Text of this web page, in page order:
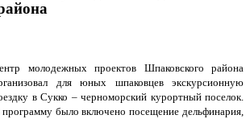
молодежных проектов Шпаковского района
для юных шпаковцев экскурсионную
в Сукко – черноморский курортный поселок.
было включено посещение дельфинария,